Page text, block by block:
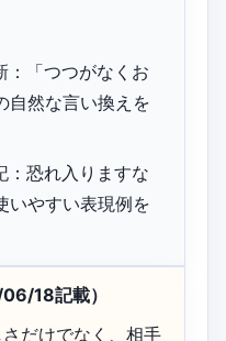
「つつがなくお
自然な言い換えを
恐れ入りますな
いやすい表現例を
18記載）
だけでなく、相手